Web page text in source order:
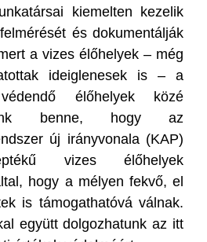
kiemelten kezelik
és dokumentálják
a vizes élőhelyek – még
ideiglenesek is – a
védendő élőhelyek közé
benne, hogy az
új irányvonala (KAP)
vizes élőhelyek
hogy a mélyen fekvő, el
is támogathatóvá válnak.
együtt dolgozhatunk az itt